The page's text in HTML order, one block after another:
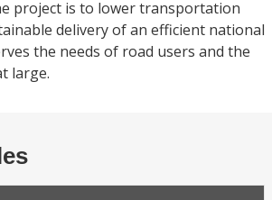
project is to lower transportation
delivery of an efficient national
the needs of road users and the
large.